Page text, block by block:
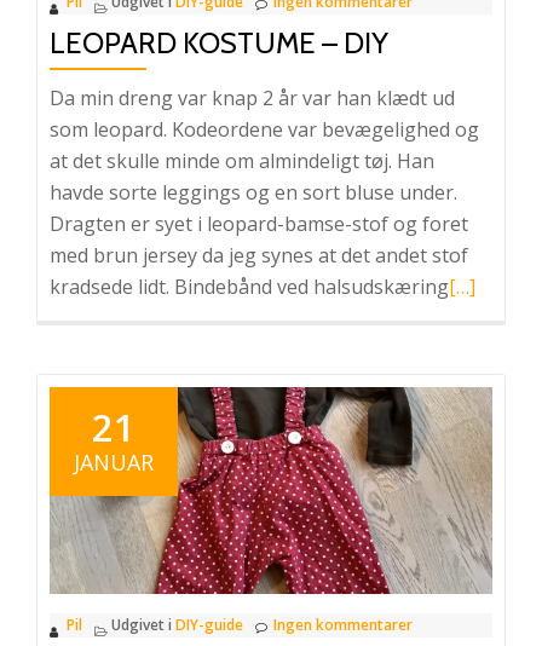
LEOPARD KOSTUME – DIY
Da min dreng var knap 2 år var han klædt ud
som leopard. Kodeordene var bevægelighed og
at det skulle minde om almindeligt tøj. Han
havde sorte leggings og en sort bluse under.
Dragten er syet i leopard-bamse-stof og foret
med brun jersey da jeg synes at det andet stof
kradsede lidt. Bindebånd ved halsudskæringLæs
–
DIY
[…]
21
JANUAR
Pil Udgivet i DIY-guide Ingen kommentarer